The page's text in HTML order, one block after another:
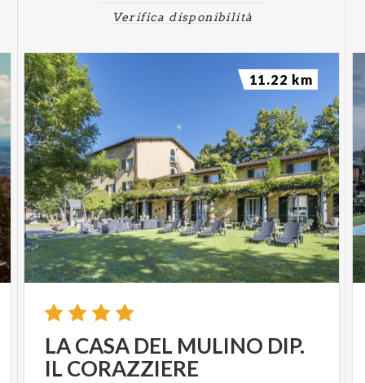
Verifica disponibilità
LACASA DEL MULINO DIP.
IL CORAZZIERE
11.22 km